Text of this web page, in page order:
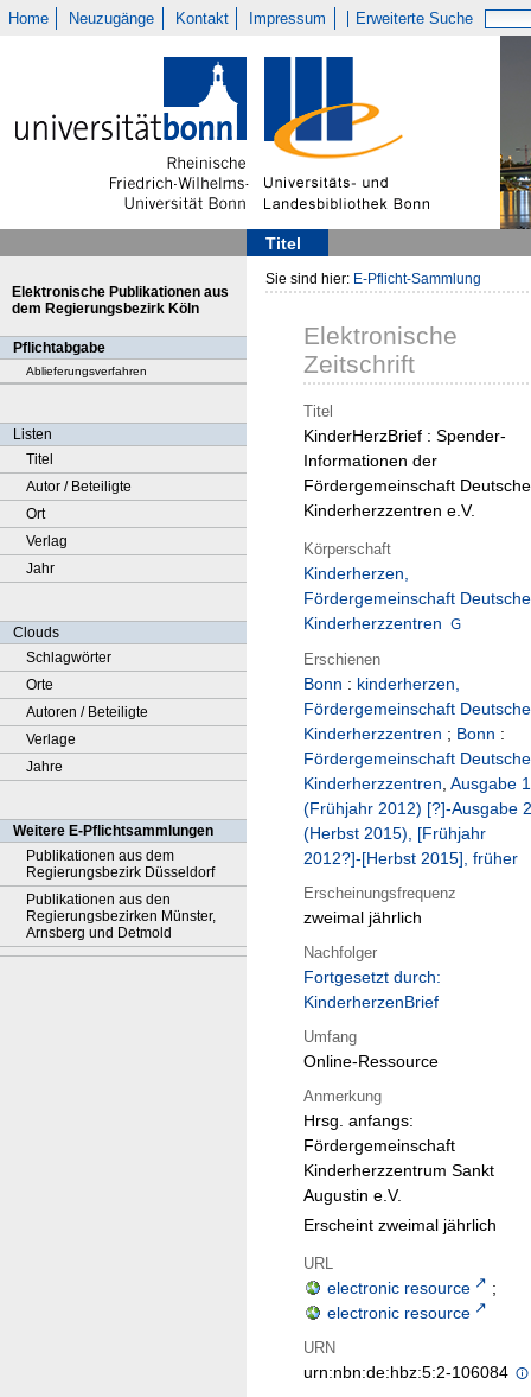
Home Neuzugänge Kontakt Impressum Erweiterte Suche
Titel
Elektronische Publikationen aus
dem Regierungsbezirk Köln
Pflichtabgabe
Ablieferungsverfahren
Listen
Titel
Autor / Beteiligte
Ort
Verlag
Jahr
Clouds
Schlagwörter
Orte
Autoren / Beteiligte
Verlage
Jahre
Weitere E-Pflichtsammlungen
Publikationen aus dem
Regierungsbezirk Düsseldorf
Publikationen aus den
Regierungsbezirken Münster,
Arnsberg und Detmold
Sie sind hier: E-Pflicht-Sammlung
Elektronische
Zeitschrift
Titel
KinderHerzBrief : Spender-
Informationen der
Fördergemeinschaft Deutsche
Kinderherzzentren e.V.
Körperschaft
Kinderherzen,
Fördergemeinschaft Deutsche
Kinderherzzentren
Erschienen
Bonn : kinderherzen,
Fördergemeinschaft Deutsche
Kinderherzzentren ; Bonn :
Fördergemeinschaft Deutsche
Kinderherzzentren, Ausgabe 1
(Frühjahr 2012) [?]-Ausgabe 2
(Herbst 2015), [Frühjahr
2012?]-[Herbst 2015], früher
Erscheinungsfrequenz
zweimal jährlich
Nachfolger
Fortgesetzt durch:
KinderherzenBrief
Umfang
Online-Ressource
Anmerkung
Hrsg. anfangs:
Fördergemeinschaft
Kinderherzzentrum Sankt
Augustin e.V.
Erscheint zweimal jährlich
URL
electronic resource
;
electronic resource
URN
urn:nbn:de:hbz:5:2-106084